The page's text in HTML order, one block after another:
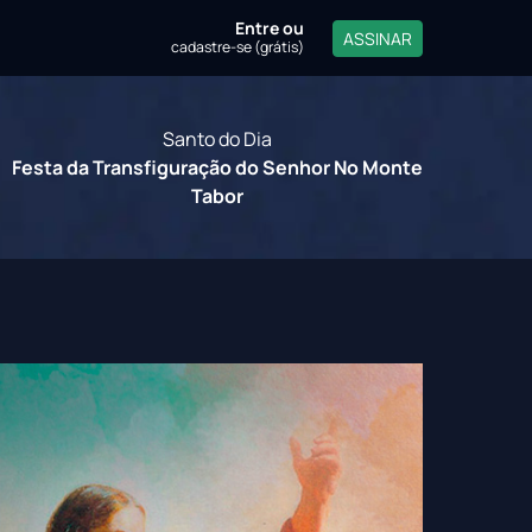
Entreou
cadastre-se (grátis) ASSINAR
Santo do Dia
Festa da Transfiguração do Senhor No Monte
Tabor